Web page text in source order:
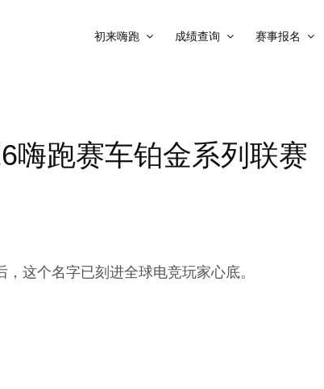
初来嗨跑 成绩查询 赛事报名
嗨跑赛车铂金系列联赛
这个名字已刻进全球电竞玩家心底。